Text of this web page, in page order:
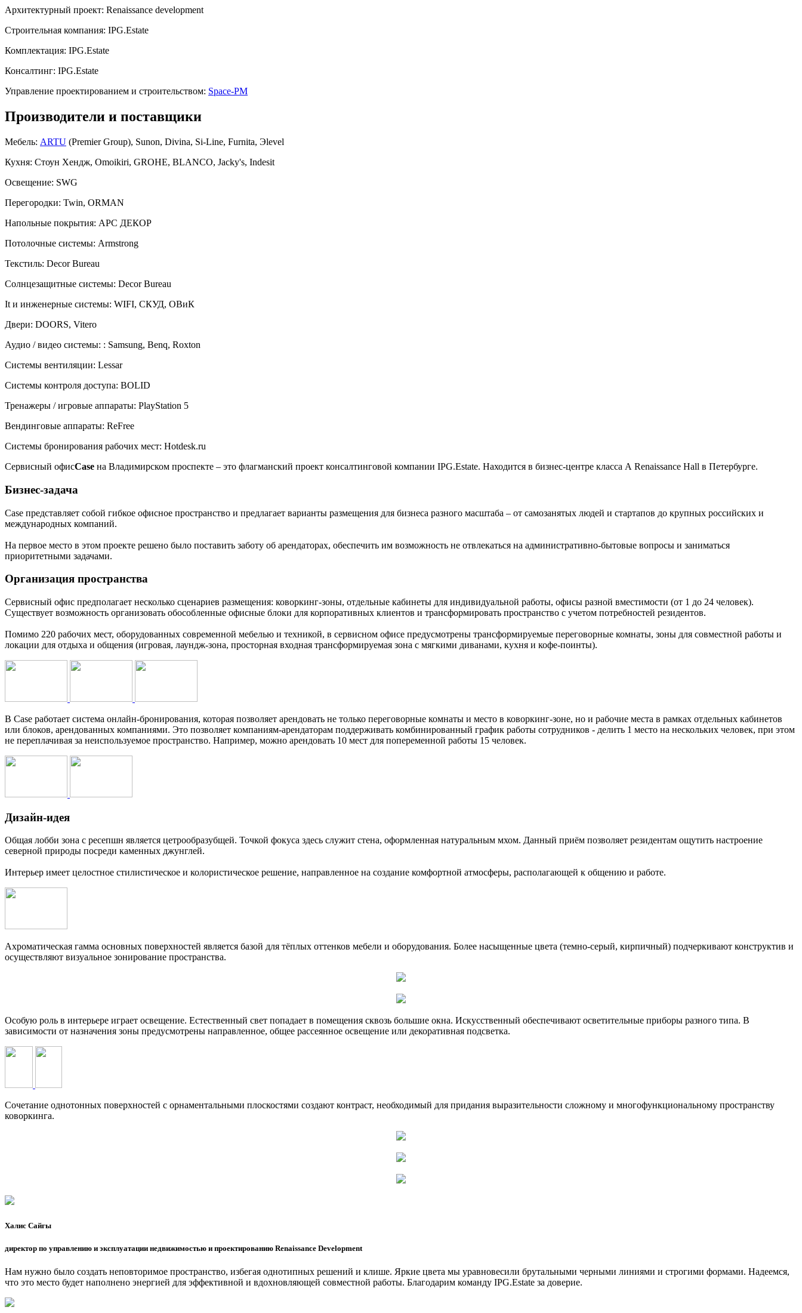
Архитектурный проект: Renaissance development
Строительная компания: IPG.Estate
Комплектация: IPG.Estate
Консалтинг: IPG.Estate
Управление проектированием и строительством: Space-PM
Производители и поставщики
Мебель: ARTU (Premier Group), Sunon, Divina, Si-Line, Furnita, Эlevel
Кухня: Стоун Хендж, Omoikiri, GROHE, BLANCO, Jacky's, Indesit
Освещение: SWG
Перегородки: Twin, ORMAN
Напольные покрытия: АРС ДЕКОР
Потолочные системы: Armstrong
Текстиль: Decor Bureau
Солнцезащитные системы: Decor Bureau
It и инженерные системы: WIFI, СКУД, ОВиК
Двери: DOORS, Vitero
Аудио / видео системы: : Samsung, Benq, Roxton
Системы вентиляции: Lessar
Системы контроля доступа: BOLID
Тренажеры / игровые аппараты: PlayStation 5
Вендинговые аппараты: ReFree
Системы бронирования рабочих мест: Hotdesk.ru
Сервисный офисCase на Владимирском проспекте – это флагманский проект консалтинговой компании IPG.Estate. Находится в бизнес-центре класса А Renaissance Hall в Петербурге.
Бизнес-задача
Case представляет собой гибкое офисное пространство и предлагает варианты размещения для бизнеса разного масштаба – от самозанятых людей и стартапов до крупных российских и
международных компаний.
На первое место в этом проекте решено было поставить заботу об арендаторах, обеспечить им возможность не отвлекаться на административно-бытовые вопросы и заниматься
приоритетными задачами.
Организация пространства
Сервисный офис предполагает несколько сценариев размещения: коворкинг-зоны, отдельные кабинеты для индивидуальной работы, офисы разной вместимости (от 1 до 24 человек).
Существует возможность организовать обособленные офисные блоки для корпоративных клиентов и трансформировать пространство с учетом потребностей резидентов.
Помимо 220 рабочих мест, оборудованных современной мебелью и техникой, в сервисном офисе предусмотрены трансформируемые переговорные комнаты, зоны для совместной работы и
локации для отдыха и общения (игровая, лаундж-зона, просторная входная трансформируемая зона с мягкими диванами, кухня и кофе-поинты).
В Case работает система онлайн-бронирования, которая позволяет арендовать не только переговорные комнаты и место в коворкинг-зоне, но и рабочие места в рамках отдельных кабинетов
или блоков, арендованных компаниями. Это позволяет компаниям-арендаторам поддерживать комбинированный график работы сотрудников - делить 1 место на нескольких человек, при этом
не переплачивая за неиспользуемое пространство. Например, можно арендовать 10 мест для попеременной работы 15 человек.
Дизайн-идея
Общая лобби зона с ресепшн является цетрообразубщей. Точкой фокуса здесь служит стена, оформленная натуральным мхом. Данный приём позволяет резидентам ощутить настроение
северной природы посреди каменных джунглей.
Интерьер имеет целостное стилистическое и колористическое решение, направленное на создание комфортной атмосферы, располагающей к общению и работе.
Ахроматическая гамма основных поверхностей является базой для тёплых оттенков мебели и оборудования. Более насыщенные цвета (темно-серый, кирпичный) подчеркивают конструктив и
осуществляют визуальное зонирование пространства.
Особую роль в интерьере играет освещение. Естественный свет попадает в помещения сквозь большие окна. Искусственный обеспечивают осветительные приборы разного типа. В
зависимости от назначения зоны предусмотрены направленное, общее рассеянное освещение или декоративная подсветка.
Сочетание однотонных поверхностей с орнаментальными плоскостями создают контраст, необходимый для придания выразительности сложному и многофункциональному пространству
коворкинга.
Халис Сайгы
директор по управлению и эксплуатации недвижимостью и проектированию Renaissance Development
Нам нужно было создать неповторимое пространство, избегая однотипных решений и клише. Яркие цвета мы уравновесили брутальными черными линиями и строгими формами. Надеемся,
что это место будет наполнено энергией для эффективной и вдохновляющей совместной работы. Благодарим команду IPG.Estate за доверие.